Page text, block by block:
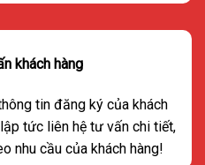
khách hàng
tin đăng ký của khách
tức liên hệ tư vấn chi tiết,
nhu cầu của khách hàng!